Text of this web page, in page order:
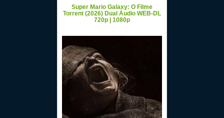
Super Mario Galaxy: O Filme
Torrent (2026) Dual Áudio WEB-DL
720p | 1080p